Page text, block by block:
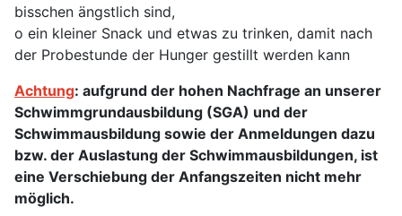
bisschen ängstlich sind,
o ein kleiner Snack und etwas zu trinken, damit nach
der Probestunde der Hunger gestillt werden kann
Achtung: aufgrund der hohen Nachfrage an unserer
Schwimmgrundausbildung (SGA) und der
Schwimmausbildung sowie der Anmeldungen dazu
bzw. der Auslastung der Schwimmausbildungen, ist
eine Verschiebung der Anfangszeiten nicht mehr
möglich.